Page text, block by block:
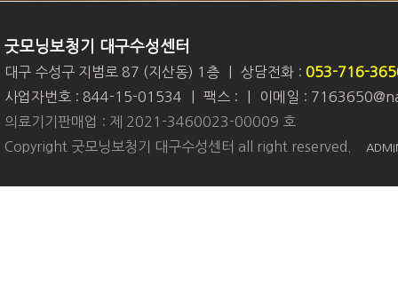
굿모닝보청기 대구수성센터
대구 수성구 지범로 87 (지산동) 1층 상담전화 : 053-716-
사업자번호 : 844-15-01534
팩스 :
이메일 :
의료기기판매업 : 제 2021-3460023-00009 호
Copyright 굿모닝보청기 대구수성센터 all right reserved.